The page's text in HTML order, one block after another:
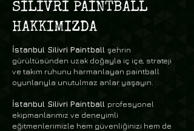
SİLİVRİ PAİNTBALL
HAKKIMIZDA
İstanbul Silivri Paintball şehrin
gürültüsünden uzak doğayla iç içe, strateji
ve takım ruhunu harmanlayan paintball
oyunlarıyla unutulmaz anlar yaşayın.
İstanbul Silivri Paintball profesyonel
ekipmanlarımız ve deneyimli
eğitmenlerimizle hem güvenliğinizi hem de